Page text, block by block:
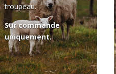
troupeau.
Sur commande
uniquement.